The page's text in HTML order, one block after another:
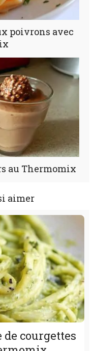
poivrons avec
au Thermomix
aimer
de courgettes